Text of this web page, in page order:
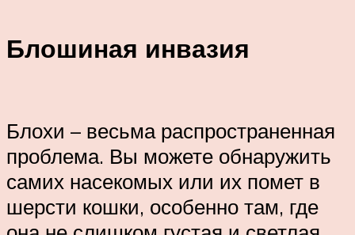
Блошиная инвазия
Блохи – весьма распространенная
проблема. Вы можете обнаружить
самих насекомых или их помет в
шерсти кошки, особенно там, где